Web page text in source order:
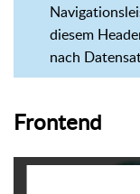
diesem
nach
Frontend